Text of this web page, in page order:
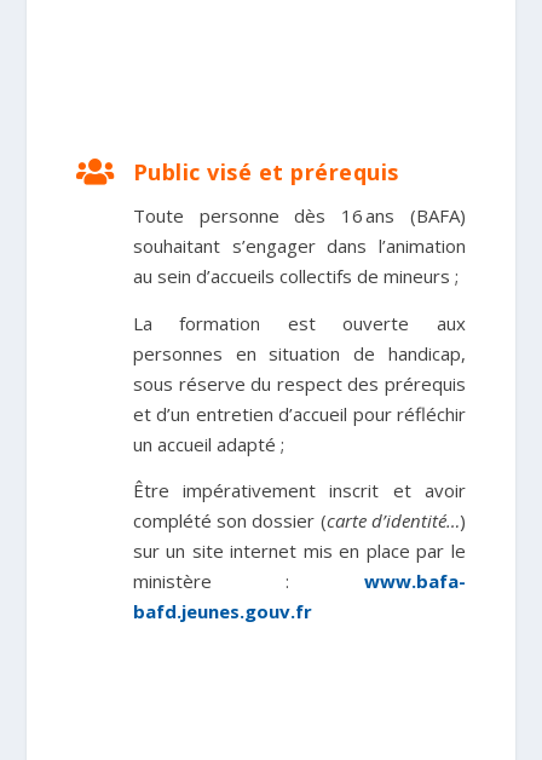
 Public visé et prérequis
Toute personne dès 16 ans (BAFA)
souhaitant s’engager dans l’animation
au sein d’accueils collectifs de mineurs ;
La formation estouverte aux
personnes en situation de handicap,
sous réserve du respect des prérequis
et d’un entretien d’accueil pour réfléchir
un accueil adapté ;
Être impérativement inscrit et avoir
complété son dossier (carte d’identité…)
sur un site internet mis en place par le
ministère : www.bafa-
bafd.jeunes.gouv.fr